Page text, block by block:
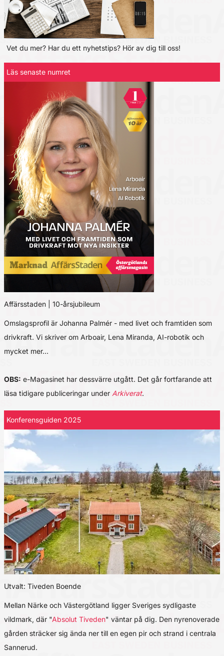
Vet du mer? Har du ett nyhetstips? Hör av dig till oss!
Läs senaste numret
Affärsstaden | 10-årsjubileum
Omslagsprofil är Johanna Palmér - med livet och framtiden som
drivkraft. Vi skriver om Arboair, Lena Miranda, AI-robotik och
mycket mer…
OBS: e-Magasinet har dessvärre utgått. Det går fortfarande att
läsa tidigare publiceringar under Arkiverat.
Konferensguiden 2025
Utvalt: Tiveden Boende
Mellan Närke och Västergötland ligger Sveriges sydligaste
vildmark, där "Absolut Tiveden" väntar på dig. Den nyrenoverade
gården sträcker sig ända ner till en egen pir och strand i centrala
Sannerud.